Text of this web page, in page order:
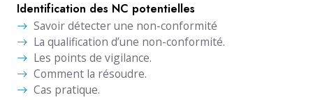
Identification des NC potentielles
Savoir détecter une non-conformité
La qualification d’une non-conformité.
Les points de vigilance.
Comment la résoudre.
Cas pratique.